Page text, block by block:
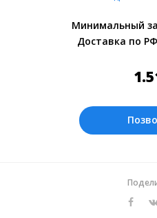
Оплата
08.08.2026.
Минимальный
Доставка по